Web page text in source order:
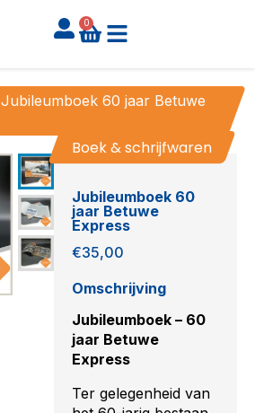
0
Jubileumboek 60 jaar Betuwe
Boek & schrijfwaren
Jubileumboek 60
jaar Betuwe
Express
€35,00
Omschrijving
Jubileumboek – 60
jaar Betuwe
Express
Ter gelegenheid van
Boek & schrijfwaren